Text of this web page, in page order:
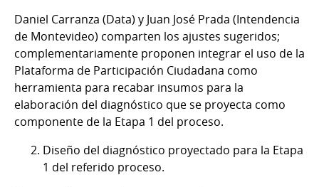
Daniel Carranza (Data) y Juan José Prada (Intendencia
de Montevideo) comparten los ajustes sugeridos;
complementariamente proponen integrar el uso de la
Plataforma de Participación Ciudadana como
herramienta para recabar insumos para la
elaboración del diagnóstico que se proyecta como
componente de la Etapa 1 del proceso.
Diseño del diagnóstico proyectado para la Etapa
1 del referido proceso.